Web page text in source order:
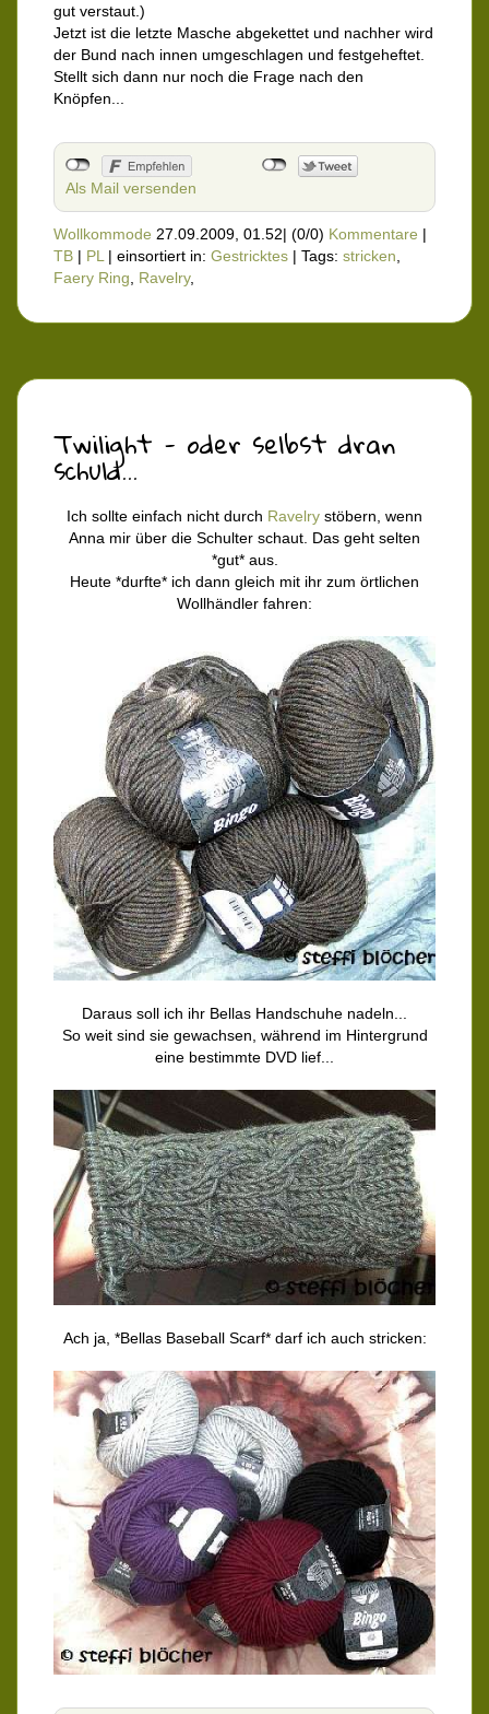
gut verstaut.)
Jetzt ist die letzte Masche abgekettet und nachher wird
der Bund nach innen umgeschlagen und festgeheftet.
Stellt sich dann nur noch die Frage nach den
Knöpfen...
Als Mail versenden
Wollkommode 27.09.2009, 01.52| (0/0) Kommentare |
TB | PL | einsortiert in: Gestricktes | Tags: stricken
Faery Ring
Ravelry,
Twilight - oder selbst dran
schuld...
Ich sollte einfach nicht durch Ravelry stöbern, wenn
Anna mir über die Schulter schaut. Das geht selten
*gut* aus.
Heute *durfte* ich dann gleich mit ihr zum örtlichen
Wollhändler fahren:
Daraus soll ich ihr Bellas Handschuhe nadeln...
So weit sind sie gewachsen, während im Hintergrund
eine bestimmte DVD lief...
Ach ja, *Bellas Baseball Scarf* darf ich auch stricken: